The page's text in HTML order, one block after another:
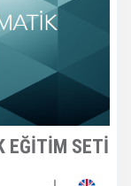
EĞİTİM SETİ